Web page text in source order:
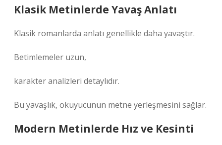
Klasik Metinlerde Yavaş Anlatı
Klasik romanlarda anlatı genellikle daha yavaştır.
Betimlemeler uzun,
karakter analizleri detaylıdır.
Bu yavaşlık, okuyucunun metne yerleşmesini sağlar.
Modern Metinlerde Hız ve Kesinti